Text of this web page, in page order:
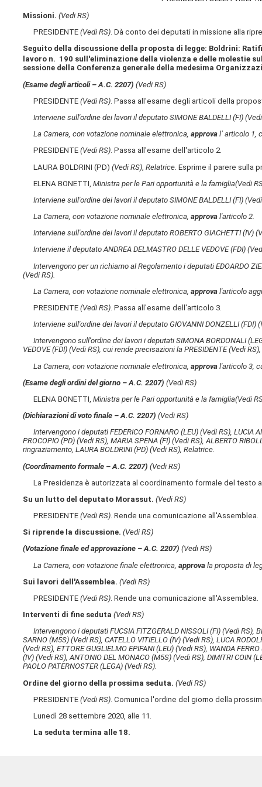
Missioni. (Vedi RS)
PRESIDENTE(Vedi RS) . Dà conto dei deputati in missione alla
Seguito della discussione della proposta di legge: Boldrini:
lavoro n. 190 sull'eliminazione della violenza e delle molestie
sessione della Conferenza generale della medesima
(Esame degli articoli – A.C. 2207) (Vedi RS)
PRESIDENTE(Vedi RS) . Passa all'esame degli articoli della
Interviene sull'ordine dei lavori il deputato SIMONE BALDELLI (FI)
La Camera, con votazione nominale elettronica,approva l’ articolo 1,
PRESIDENTE(Vedi RS). Passa all'esame dell'articolo 2.
LAURA BOLDRINI (PD)(Vedi RS) ,Relatrice. Esprime il parere sulla
ELENA BONETTI,Ministra per le Pari opportunità e la famiglia(Vedi
Interviene sull'ordine dei lavori il deputato SIMONE BALDELLI (FI)
La Camera, con votazione nominale elettronica,approva l'articolo 2.
Interviene sull'ordine dei lavori il deputato ROBERTO GIACHETTI (IV)
Interviene il deputato ANDREA DELMASTRO DELLE VEDOVE (FDI)
Intervengono per un richiamo al Regolamento i deputati EDOARDO
(Vedi RS)
La Camera, con votazione nominale elettronica,approva l'articolo
PRESIDENTE(Vedi RS). Passa all'esame dell'articolo 3.
Interviene sull'ordine dei lavori il deputato GIOVANNI DONZELLI (FDI)
Intervengono sull'ordine dei lavori i deputati SIMONA BORDONALI
VEDOVE (FDI)(Vedi RS), cui rende precisazioni la PRESIDENTE(Vedi RS)
La Camera, con votazione nominale elettronica,approva l'articolo 3,
(Esame degli ordini del giorno – A.C. 2207) (Vedi RS)
ELENA BONETTI,Ministra per le Pari opportunità e la famiglia(Vedi
(Dichiarazioni di voto finale – A.C. 2207) (Vedi RS)
Intervengono i deputati FEDERICO FORNARO (LEU)(Vedi RS), LUCIA
PROCOPIO (PD)(Vedi RS), MARIA SPENA (FI)(Vedi RS), ALBERTO
ringraziamento, LAURA BOLDRINI (PD)(Vedi RS), Relatrice.
(Coordinamento formale – A.C. 2207) (Vedi RS)
La Presidenza è autorizzata al coordinamento formale del testo
Su un lutto del deputato Morassut. (Vedi RS)
PRESIDENTE(Vedi RS). Rende una comunicazione all'Assemblea.
Si riprende la discussione. (Vedi RS)
(Votazione finale ed approvazione – A.C. 2207) (Vedi RS)
La Camera, con votazione finale elettronica,approva la proposta di
Sui lavori dell'Assemblea. (Vedi RS)
PRESIDENTE(Vedi RS). Rende una comunicazione all'Assemblea.
Interventi di fine seduta(Vedi RS)
Intervengono i deputati FUCSIA FITZGERALD NISSOLI (FI)(Vedi RS),
SARNO (M5S)(Vedi RS), CATELLO VITIELLO (IV)(Vedi RS), LUCA
(Vedi RS), ETTORE GUGLIELMO EPIFANI (LEU)(Vedi RS), WANDA
(IV)(Vedi RS), ANTONIO DEL MONACO (M5S)(Vedi RS), DIMITRI COIN
PAOLO PATERNOSTER (LEGA)(Vedi RS).
Ordine del giorno della prossima seduta. (Vedi RS)
PRESIDENTE(Vedi RS) . Comunica l'ordine del giorno della
Lunedì 28 settembre 2020, alle 11.
La seduta termina alle 18.